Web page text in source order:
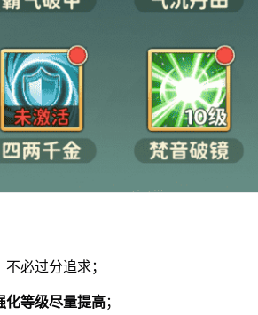
必过分追求；
化等级尽量提高；